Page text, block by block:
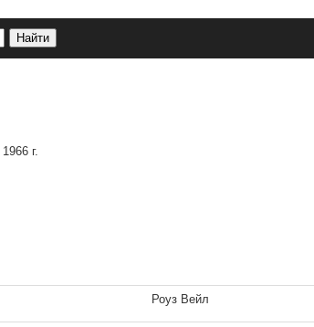
1966 г.
Роуз Вейл